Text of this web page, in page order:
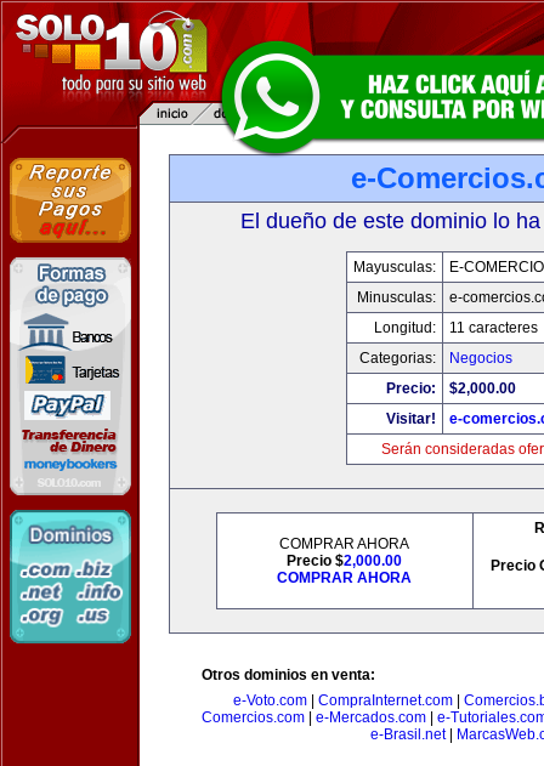
e-
El dueño de este dominio lo
Mayusculas:
E-
Minusculas:
e-
Longitud:
11 caracteres
Categorias:
Negocios
Precio:
$2,000.00
Visitar!
e-
Serán consideradas
COMPRAR AHORA
Precio $2,000.00
COMPRAR AHORA
Precio
Otros dominios en venta:
e-Voto.com
CompraInternet.com
Comercios.com
e-Mercados.com
e-
e-Brasil.net|